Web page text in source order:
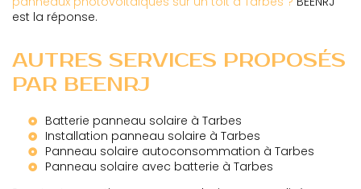
est la réponse.
AUTRES SERVICES PROPOSÉS
PAR BEENRJ
Batterie panneau solaire à Tarbes
Installation panneau solaire à Tarbes
Panneau solaire autoconsommation à Tarbes
Panneau solaire avec batterie à Tarbes